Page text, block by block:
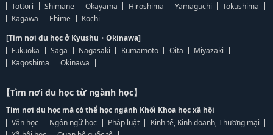
Tottori
Shimane Okayama Hiroshima Yamaguchi
Tokushima
Kagawa
Ehime
Kochi
[Tìm nơi du học ở Kyushu・Okinawa]
Fukuoka
Saga Nagasaki Kumamoto Oita
Miyazaki
Kagoshima
Okinawa
【Tìm nơi du học từ ngành học】
Tìm nơi du học mà có thể học ngành Khối Khoa học xã hội
Văn học
Ngôn ngữ học Pháp luật
Kinh tế, Kinh doanh, Thương mại